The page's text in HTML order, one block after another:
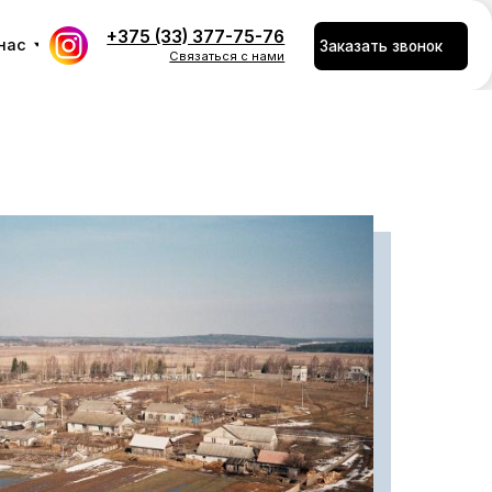
Заказать звонок
Связаться с нами
(33) 377-75-76